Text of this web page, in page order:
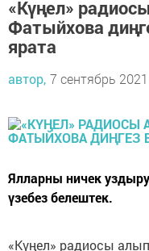
«Күңел»
Фатыйхова
ярата
автор, 7 сентябрь
Ялларны ничек
үзебез белештек.
«Күңел» радиосы